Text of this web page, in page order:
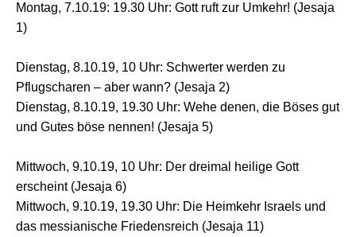
Montag, 7.10.19: 19.30 Uhr: Gott ruft zur Umkehr! (Jesaja
1)
Dienstag, 8.10.19, 10 Uhr: Schwerter werden zu
Pflugscharen – aber wann? (Jesaja 2)
Dienstag, 8.10.19, 19.30 Uhr: Wehe denen, die Böses gut
und Gutes böse nennen! (Jesaja 5)
Mittwoch, 9.10.19, 10 Uhr: Der dreimal heilige Gott
erscheint (Jesaja 6)
Mittwoch, 9.10.19, 19.30 Uhr: Die Heimkehr Israels und
das messianische Friedensreich (Jesaja 11)